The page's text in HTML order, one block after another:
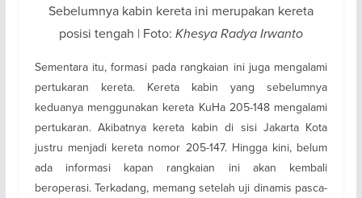
Sebelumnya kabin kereta ini merupakan kereta
posisi tengah | Foto: Khesya Radya Irwanto
Sementara itu, formasi pada rangkaian ini juga mengalami
pertukaran kereta. Kereta kabin yang sebelumnya
keduanya menggunakan kereta KuHa 205-148 mengalami
pertukaran. Akibatnya kereta kabin di sisi Jakarta Kota
justru menjadi kereta nomor 205-147. Hingga kini, belum
ada informasi kapan rangkaian ini akan kembali
beroperasi. Terkadang, memang setelah uji dinamis pasca-